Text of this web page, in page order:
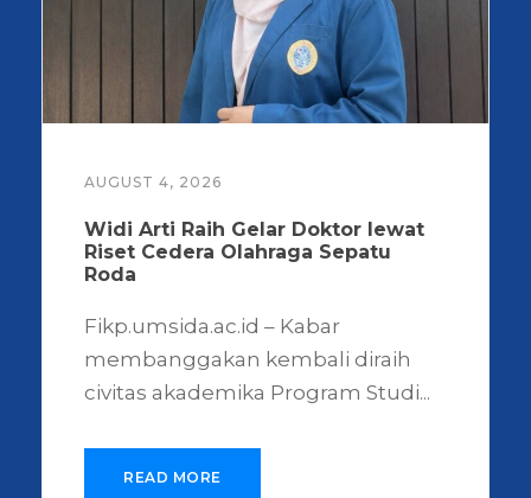
AUGUST 4, 2026
Widi Arti Raih Gelar Doktor lewat
Riset Cedera Olahraga Sepatu
Roda
Fikp.umsida.ac.id – Kabar
membanggakan kembali diraih
civitas akademika Program Studi...
READ MORE